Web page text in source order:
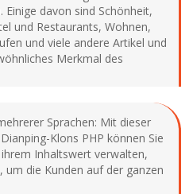
davon sind Schönheit,
und Restaurants, Wohnen,
und viele andere Artikel und
Merkmal des
Sprachen: Mit dieser
Klons PHP können Sie
Inhaltswert verwalten,
die Kunden auf der ganzen